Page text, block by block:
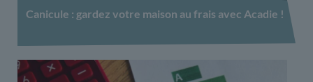
Canicule : gardez votre maison au frais avec Acadie !